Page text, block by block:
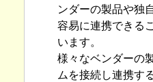
ンダーの製品や独
容易に連携できる
います。
様々なベンダーの
ムを接続し連携す